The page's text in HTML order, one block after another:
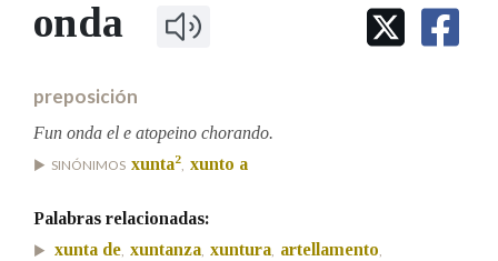
IDENTIDADE CORPORATIVA
MARCIAL DEL ADALID
FIGURAS HOMENAXEADAS
PRIMAVERA DAS LETRAS
PORTAL DAS PALABRAS
Facebook
TwitterYoutubeInstagram
Bluesky
BUSCAR NOS LEMAS
Remata por
Contén
onda
preposición
Fun onda el e atopeino chorando.
SINÓNIMOS xunta2, xunto a
Palabras relacionadas:
xunta de, xuntanza, xuntura, artellamento,